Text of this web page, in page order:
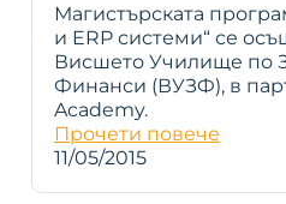
Магистърската
и ERP системи“ се
Висшето Училище по
Финанси (ВУЗФ), в
Academy.
Прочети повече
11/05/2015